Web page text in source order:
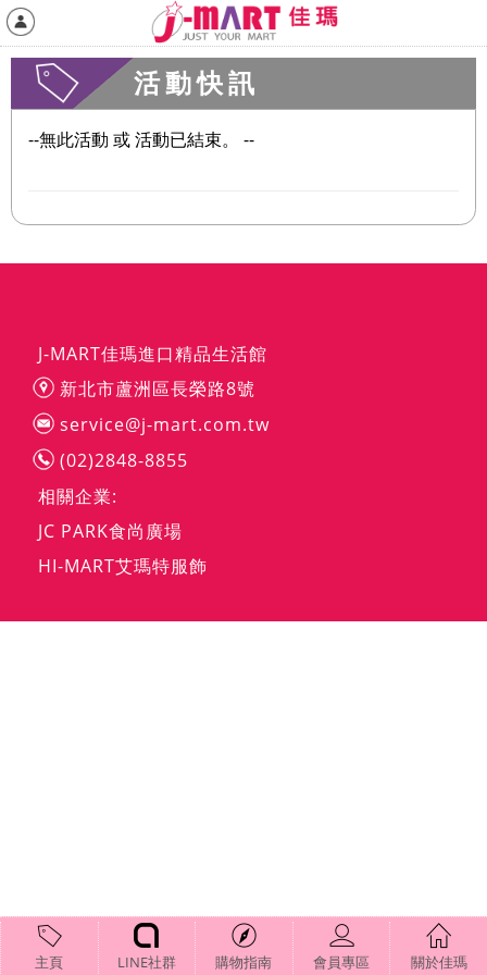
活動快訊
--無此活動 或 活動已結束。 --
J-MART佳瑪進口精品生活館
新北市蘆洲區長榮路8號
service@j-mart.com.tw
(02)2848-8855
相關企業:
JC PARK食尚廣場
HI-MART艾瑪特服飾
主頁 LINE社群 購物指南 會員專區 關於佳瑪